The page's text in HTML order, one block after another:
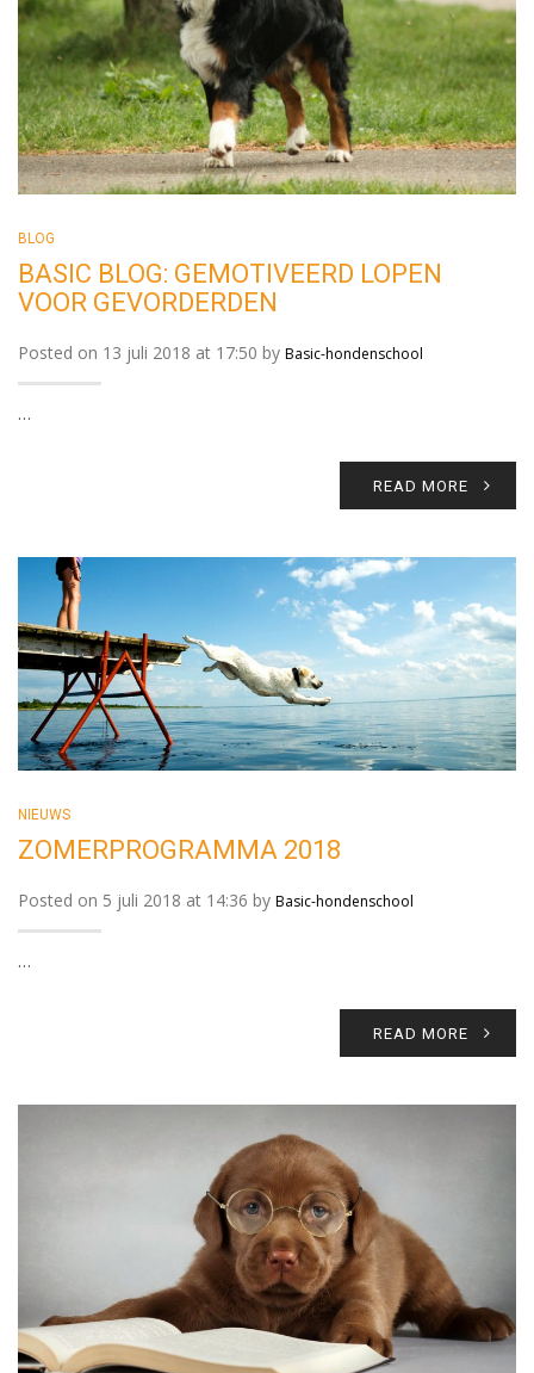
BLOG
BASIC BLOG: GEMOTIVEERD LOPEN
VOOR GEVORDERDEN
Posted on 13 juli 2018 at 17:50 by Basic-hondenschool
…
READ MORE
NIEUWS
ZOMERPROGRAMMA 2018
Posted on 5 juli 2018 at 14:36 by Basic-hondenschool
…
READ MORE